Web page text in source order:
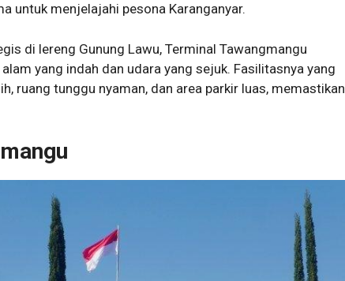
untuk menjelajahi pesona Karanganyar.
di lereng Gunung Lawu, Terminal Tawangmangu
yang indah dan udara yang sejuk. Fasilitasnya yang
ruang tunggu nyaman, dan area parkir luas, memastikan